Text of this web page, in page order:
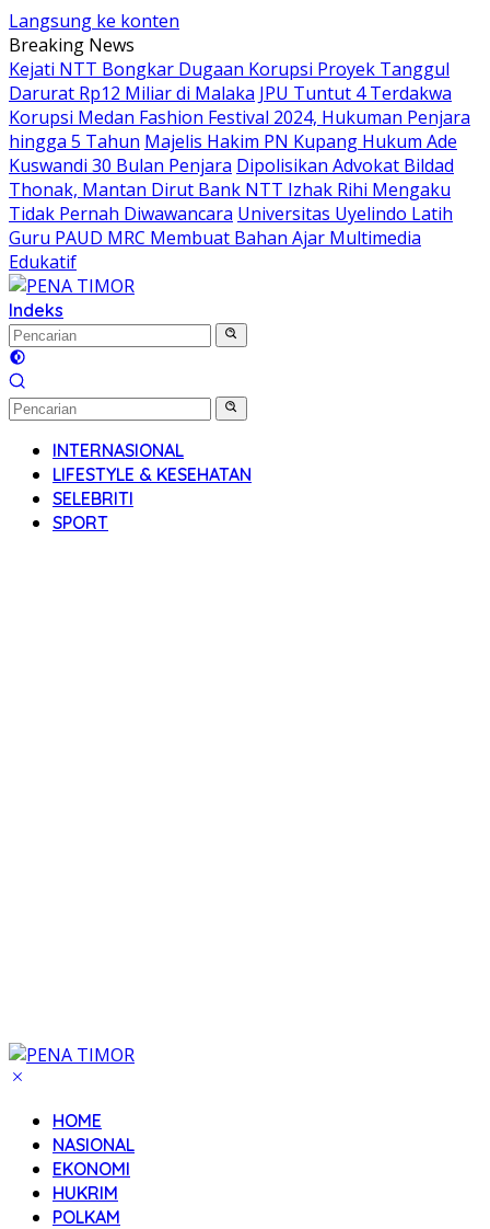
Langsung ke konten
Breaking News
Kejati NTT Bongkar Dugaan Korupsi Proyek Tanggul
Darurat Rp12 Miliar di Malaka JPU Tuntut 4 Terdakwa
Korupsi Medan Fashion Festival 2024, Hukuman Penjara
hingga 5 Tahun Majelis Hakim PN Kupang Hukum Ade
Kuswandi 30 Bulan Penjara Dipolisikan Advokat Bildad
Thonak, Mantan Dirut Bank NTT Izhak Rihi Mengaku
Tidak Pernah Diwawancara Universitas Uyelindo Latih
Guru PAUD MRC Membuat Bahan Ajar Multimedia
Edukatif
Indeks
INTERNASIONAL
LIFESTYLE & KESEHATAN
SELEBRITI
SPORT
HOME
NASIONAL
EKONOMI
HUKRIM
POLKAM